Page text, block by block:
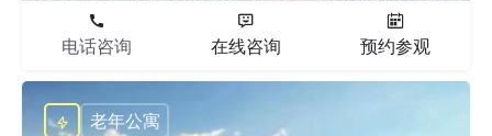
电话咨询 在线咨询 预约参观
老年公寓